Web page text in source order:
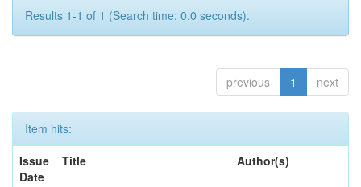
Results 1-1 of 1 (Search time: 0.0 seconds).
previous 1 next
Item hits:
Issue
Date
Title Author(s)